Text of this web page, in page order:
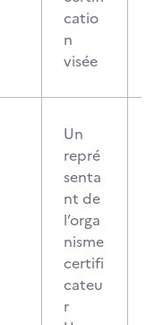
catio
n
visée
Un
repré
senta
nt de
l’orga
nisme
certifi
cateu
r